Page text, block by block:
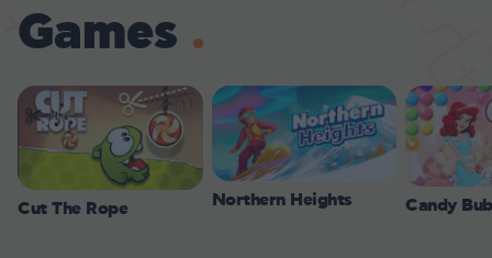
Games
Cut The Rope Northern Heights Candy